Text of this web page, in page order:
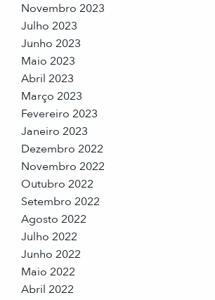
Novembro 2023
Julho 2023
Junho 2023
Maio 2023
Abril 2023
Março 2023
Fevereiro 2023
Janeiro 2023
Dezembro 2022
Novembro 2022
Outubro 2022
Setembro 2022
Agosto 2022
Julho 2022
Junho 2022
Maio 2022
Abril 2022